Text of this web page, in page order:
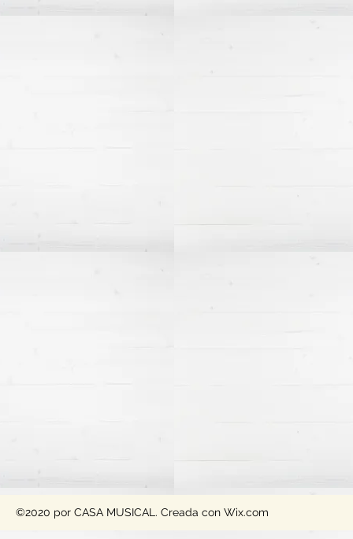
©2020 por CASA MUSICAL. Creada con Wix.com